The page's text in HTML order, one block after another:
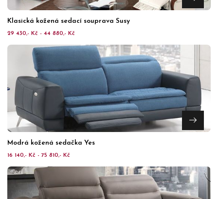
Klasická kožená sedací souprava Susy
29 430,- Kč - 44 880,- Kč
Modrá kožená sedačka Yes
16 140,- Kč - 75 810,- Kč